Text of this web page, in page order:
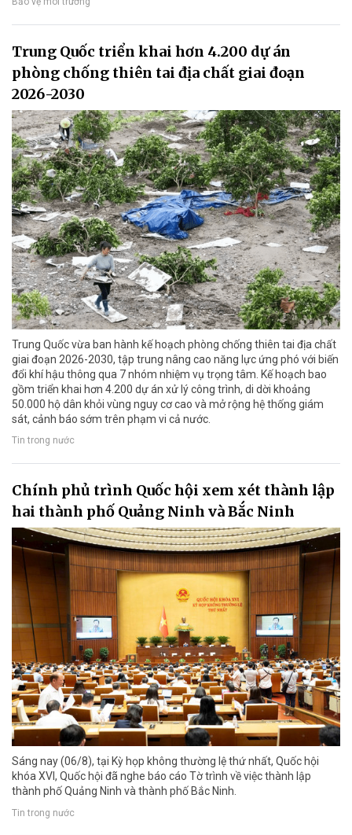
Trung Quốc triển khai hơn 4.200 dự án
phòng chống thiên tai địa chất giai đoạn
2026-2030
Trung Quốc vừa ban hành kế hoạch phòng chống thiên tai địa chất
giai đoạn 2026-2030, tập trung nâng cao năng lực ứng phó với biến
đổi khí hậu thông qua 7 nhóm nhiệm vụ trọng tâm. Kế hoạch bao
gồm triển khai hơn 4.200 dự án xử lý công trình, di dời khoảng
50.000 hộ dân khỏi vùng nguy cơ cao và mở rộng hệ thống giám
sát, cảnh báo sớm trên phạm vi cả nước.
Tin trong nước
Chính phủ trình Quốc hội xem xét thành lập
hai thành phố Quảng Ninh và Bắc Ninh
Sáng nay (06/8), tại Kỳ họp không thường lệ thứ nhất, Quốc hội
khóa XVI, Quốc hội đã nghe báo cáo Tờ trình về việc thành lập
thành phố Quảng Ninh và thành phố Bắc Ninh.
Tin trong nước